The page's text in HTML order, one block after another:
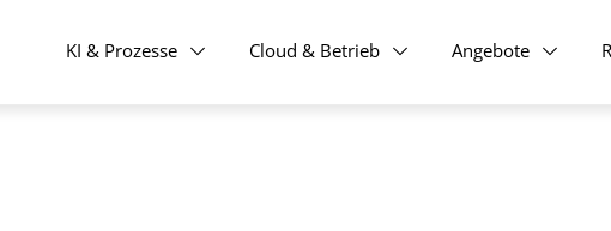
KI & Prozesse Cloud & Betrieb Angebote